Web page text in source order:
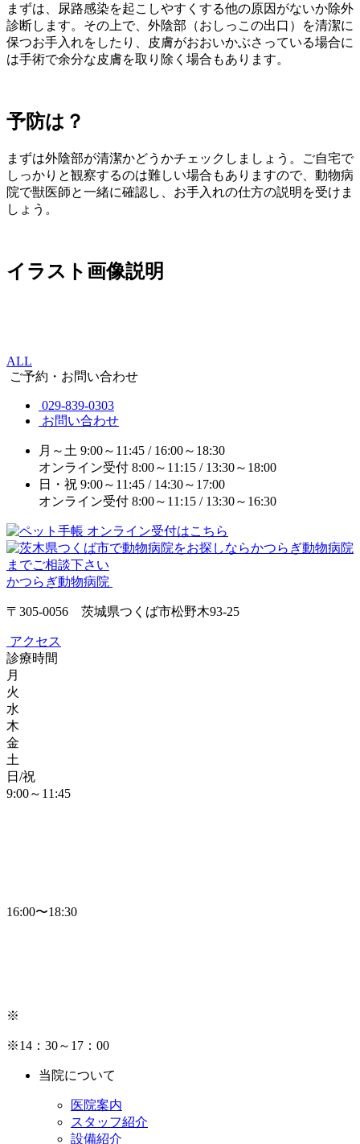
まずは、尿路感染を起こしやすくする他の原因がないか除外
診断します。その上で、外陰部（おしっこの出口）を清潔に
保つお手入れをしたり、皮膚がおおいかぶさっている場合に
は手術で余分な皮膚を取り除く場合もあります。
予防は？
まずは外陰部が清潔かどうかチェックしましょう。ご自宅で
しっかりと観察するのは難しい場合もありますので、動物病
院で獣医師と一緒に確認し、お手入れの仕方の説明を受けま
しょう。
イラスト画像説明
ALL
ご予約・お問い合わせ
029-839-0303
お問い合わせ
月～土 9:00～11:45 / 16:00～18:30
オンライン受付 8:00～11:15 / 13:30～18:00
日・祝 9:00～11:45 / 14:30～17:00
オンライン受付 8:00～11:15 / 13:30～16:30
かつらぎ動物病院
〒305-0056 茨城県つくば市松野木93-25
アクセス
診療時間
月
火
水
木
金
土
日/祝
9:00～11:45
16:00〜18:30
※
※14：30～17：00
当院について
医院案内
スタッフ紹介
設備紹介